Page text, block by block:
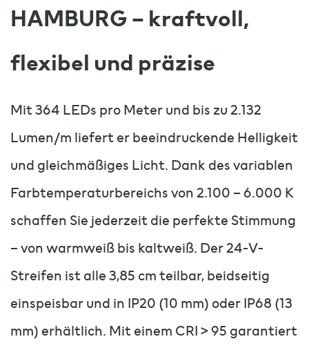
HAMBURG – kraftvoll,
flexibel und präzise
Mit 364 LEDs pro Meter und bis zu 2.132
Lumen/m liefert er beeindruckende Helligkeit
und gleichmäßiges Licht. Dank des variablen
Farbtemperaturbereichs von 2.100 – 6.000 K
schaffen Sie jederzeit die perfekte Stimmung
– von warmweiß bis kaltweiß. Der 24-V-
Streifen ist alle 3,85 cm teilbar, beidseitig
einspeisbar und in IP20 (10 mm) oder IP68 (13
mm) erhältlich. Mit einem CRI > 95 garantiert